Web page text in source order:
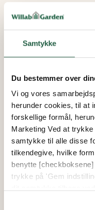
Samtykke
Du bestemmer over
Vi og vores
herunder cookies, til at
forskellige formål,
Marketing Ved at
samtykke til alle disse
tilkendegive, hvilke
benytte
trykke på 'Gem
Hvad er
Hvad betyder
Hulmål, hvad er det?